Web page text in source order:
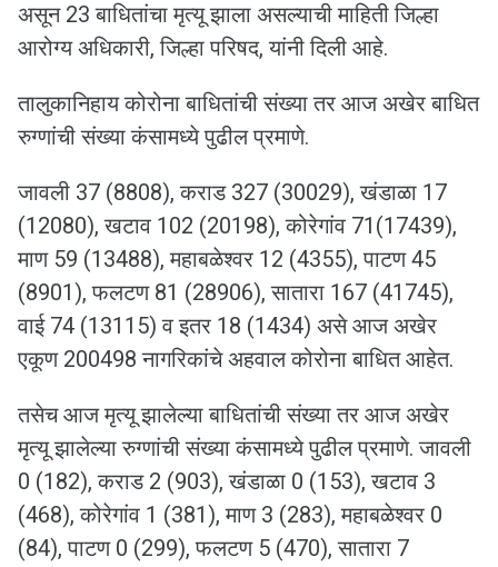
असून 23 बाधितांचा मृत्यू झाला असल्याची माहिती जिल्हा
आरोग्य अधिकारी, जिल्हा परिषद, यांनी दिली आहे.
तालुकानिहाय कोरोना बाधितांची संख्या तर आज अखेर बाधित
रुग्णांची संख्या कंसामध्ये पुढील प्रमाणे.
जावली 37 (8808), कराड 327 (30029), खंडाळा 17
(12080), खटाव 102 (20198), कोरेगांव 71(17439),
माण 59 (13488), महाबळेश्वर 12 (4355), पाटण 45
(8901), फलटण 81 (28906), सातारा 167 (41745),
वाई 74 (13115) व इतर 18 (1434) असे आज अखेर
एकूण 200498 नागरिकांचे अहवाल कोरोना बाधित आहेत.
तसेच आज मृत्यू झालेल्या बाधितांची संख्या तर आज अखेर
मृत्यू झालेल्या रुग्णांची संख्या कंसामध्ये पुढील प्रमाणे. जावली
0 (182), कराड 2 (903), खंडाळा 0 (153), खटाव 3
(468), कोरेगांव 1 (381), माण 3 (283), महाबळेश्वर 0
(84), पाटण 0 (299), फलटण 5 (470), सातारा 7